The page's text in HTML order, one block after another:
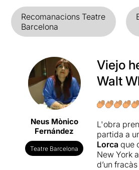
Recomanacions Teatre
Barcelona
Neus Mònico
Fernández
Teatre Barcelona
Viejo
Walt
L'obra
partida a
Lorca que
New York
d’un